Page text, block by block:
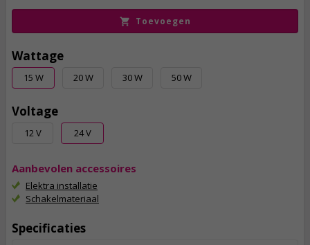
Toevoegen
Wattage
15 W 20 W 30 W 50 W
Voltage
12 V 24 V
Aanbevolen accessoires
Elektra installatie
Schakelmateriaal
Specificaties